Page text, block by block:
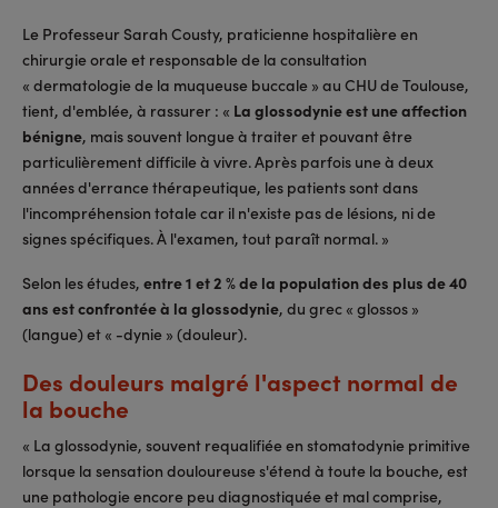
Le Professeur Sarah Cousty, praticienne hospitalière en
chirurgie orale et responsable de la consultation
« dermatologie de la muqueuse buccale » au CHU de Toulouse,
tient, d'emblée, à rassurer : « La glossodynie est une affection
bénigne, mais souvent longue à traiter et pouvant être
particulièrement difficile à vivre. Après parfois une à deux
années d'errance thérapeutique, les patients sont dans
l'incompréhension totale car il n'existe pas de lésions, ni de
signes spécifiques. À l'examen, tout paraît normal. »
Selon les études, entre 1 et 2 % de la population des plus de 40
ans est confrontée à la glossodynie, du grec « glossos »
(langue) et « -dynie » (douleur).
Des douleurs malgré l'aspect normal de
la bouche
« La glossodynie, souvent requalifiée en stomatodynie primitive
lorsque la sensation douloureuse s'étend à toute la bouche, est
une pathologie encore peu diagnostiquée et mal comprise,